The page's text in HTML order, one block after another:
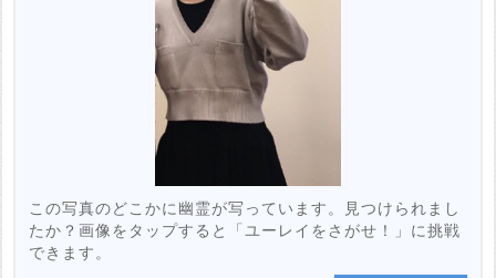
この写真のどこかに幽霊が写っています。見つけられまし
たか？画像をタップすると「ユーレイをさがせ！」に挑戦
できます。